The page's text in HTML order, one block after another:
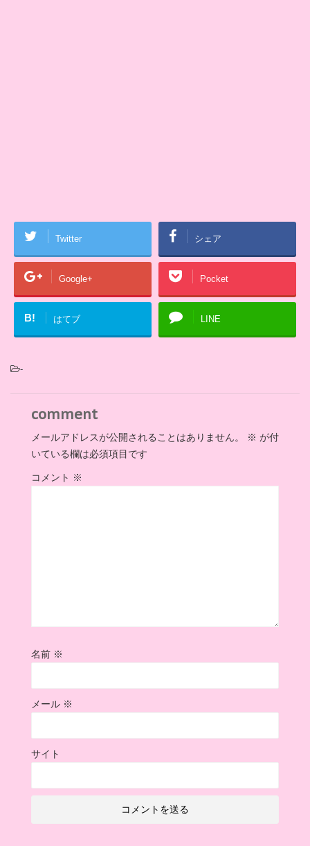
Twitter シェア
Google+ Pocket
B! はてブ LINE
-
comment
メールアドレスが公開されることはありません。 ※ が付
いている欄は必須項目です
コメント ※
名前 ※
メール ※
サイト